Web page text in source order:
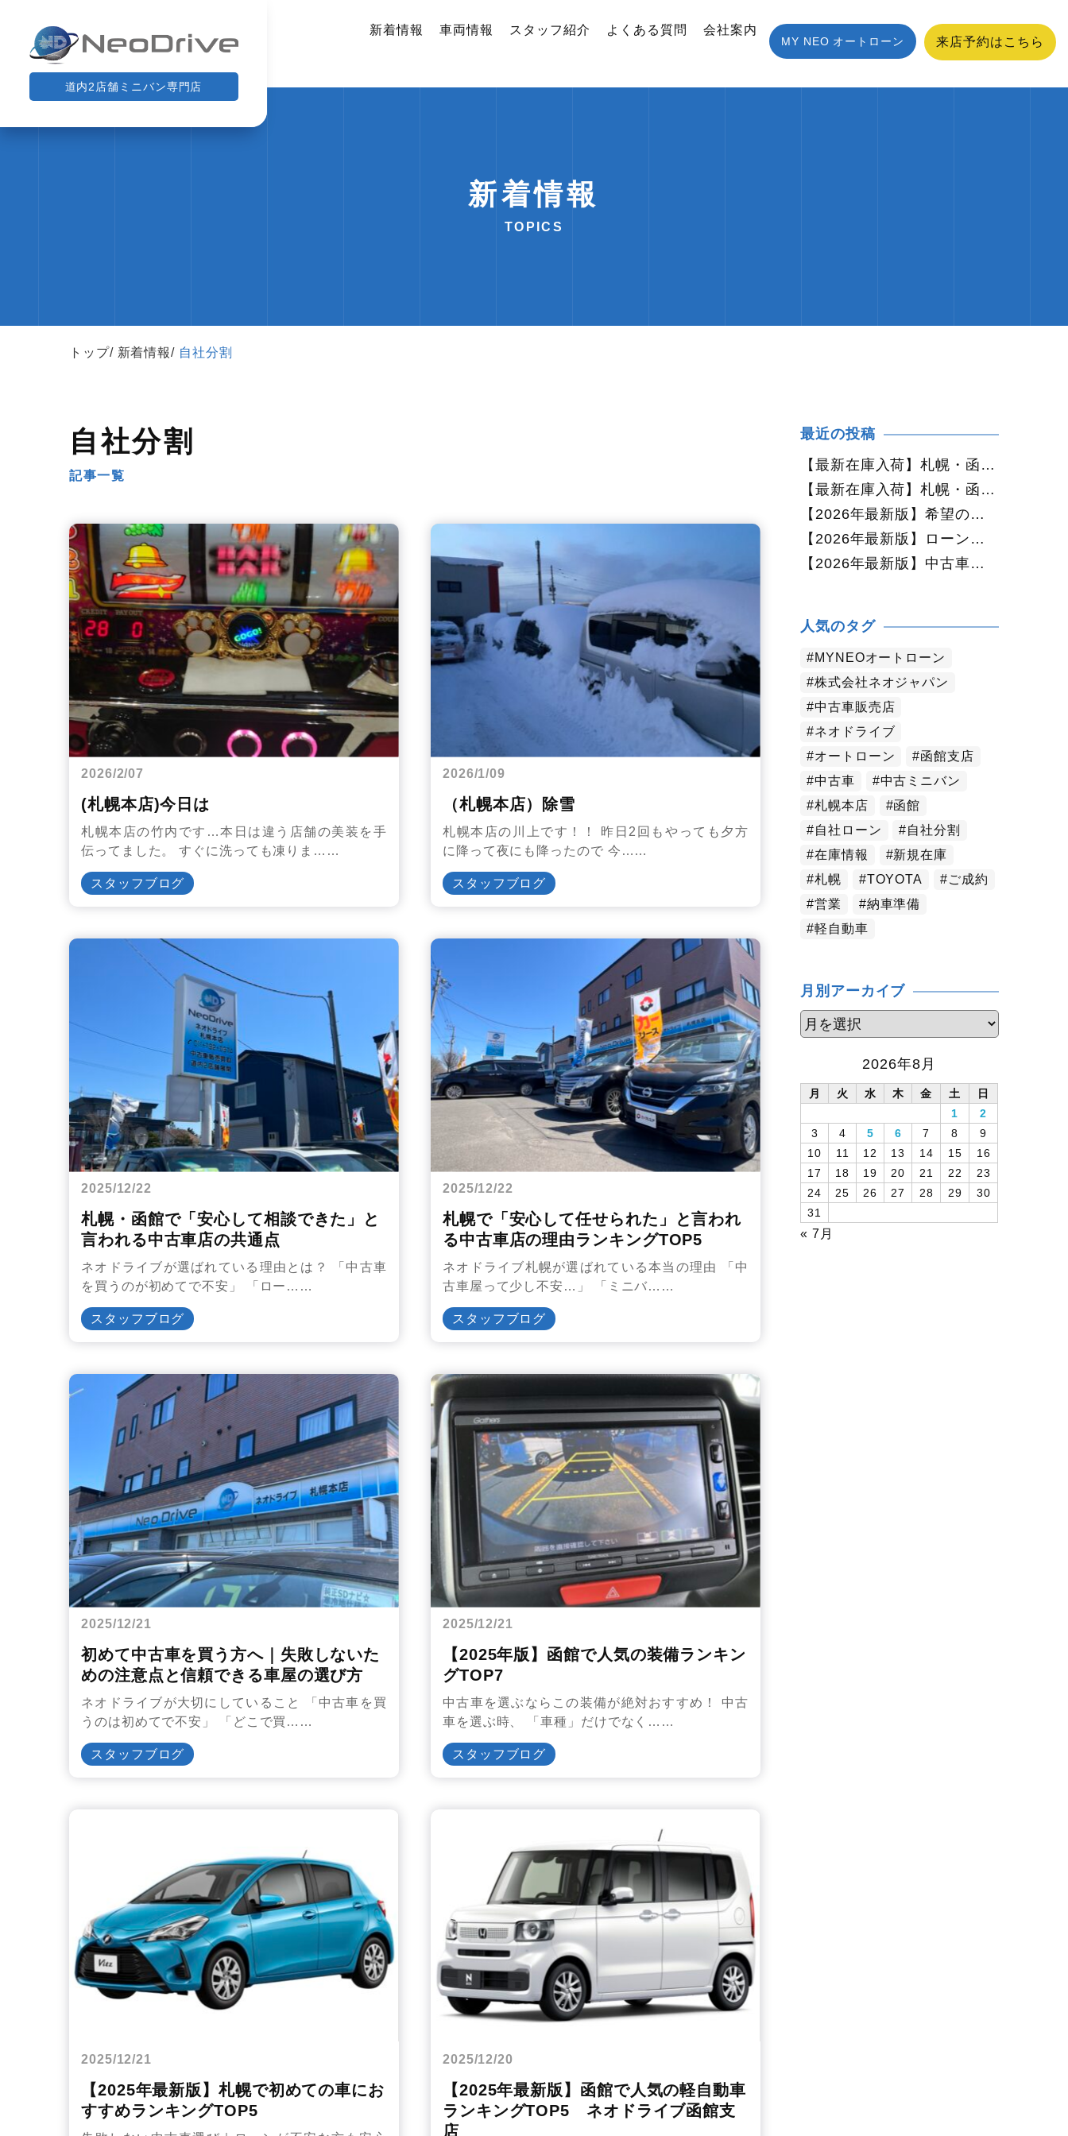
道内2店舗ミニバン専門店
新着情報 車両情報 スタッフ紹介 よくある質問 会社案内
MY NEO オートローン 来店予約はこちら
新着情報
TOPICS
トップ 新着情報 自社分割
自社分割
記事一覧
2026/2/07
(札幌本店)今日は
札幌本店の竹内です…本日は違う店舗の美装を手
伝ってました。 すぐに洗っても凍りま……
スタッフブログ
2026/1/09
（札幌本店）除雪
札幌本店の川上です！！ 昨日2回もやっても夕方
に降って夜にも降ったので 今……
スタッフブログ
2025/12/22
札幌・函館で「安心して相談できた」と
言われる中古車店の共通点
ネオドライブが選ばれている理由とは？ 「中古車
を買うのが初めてで不安」 「ロー……
スタッフブログ
2025/12/22
札幌で「安心して任せられた」と言われ
る中古車店の理由ランキングTOP5
ネオドライブ札幌が選ばれている本当の理由 「中
古車屋って少し不安…」 「ミニバ……
スタッフブログ
2025/12/21
初めて中古車を買う方へ｜失敗しないた
めの注意点と信頼できる車屋の選び方
ネオドライブが大切にしていること 「中古車を買
うのは初めてで不安」 「どこで買……
スタッフブログ
2025/12/21
【2025年版】函館で人気の装備ランキン
グTOP7
中古車を選ぶならこの装備が絶対おすすめ！ 中古
車を選ぶ時、 「車種」だけでなく……
スタッフブログ
2025/12/21
【2025年最新版】札幌で初めての車にお
すすめランキングTOP5
2025/12/20
【2025年最新版】函館で人気の軽自動車
ランキングTOP5 ネオドライブ函館支
店
最近の投稿
【最新在庫入荷】札幌・函館で人気の中古車が続々入庫中｜早い者勝ち！【ダイハツ ミラココア660プラスX 4WD】
【最新在庫入荷】札幌・函館で人気の中古車が続々入庫中｜早い者勝ち！【ホンダ N-BOX660カスタムG Lパッケージ 4WD】
【2026年最新版】希望の中古車が見つからない方へ｜ネオカーオーダーで理想の一台を全国からお探しします
【2026年最新版】ローンに不安がある方へ｜ネオドライブローンの窓口で新しいカーライフをサポート
【2026年最新版】中古車購入でよくある質問20選｜初めての方でも失敗しない完全ガイド【札幌・北海道対応】
人気のタグ
MYNEOオートローン
株式会社ネオジャパン
中古車販売店
ネオドライブ
オートローン
函館支店
中古車
中古ミニバン
札幌本店
函館
自社ローン
自社分割
在庫情報
新規在庫
札幌
TOYOTA
ご成約
営業
納車準備
軽自動車
月別アーカイブ
2026年8月
月 火 水 木 金 土
日
1
2
3
4 5 6 7 8
9
10
11 12 13 14 15
16
17
18 19 20 21 22
23
24
25 26 27 28 29
30
31
« 7月